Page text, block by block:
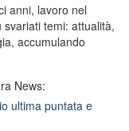
anni, lavoro nel
temi: attualità,
accumulando
News:
ultima puntata e